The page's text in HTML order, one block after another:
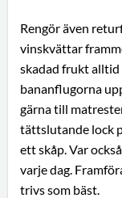
Rengör även
vinskvättar
skadad frukt alltid
bananflugorna
gärna till
tättslutande lock
ett skåp. Var
varje dag.
trivs som bäst.